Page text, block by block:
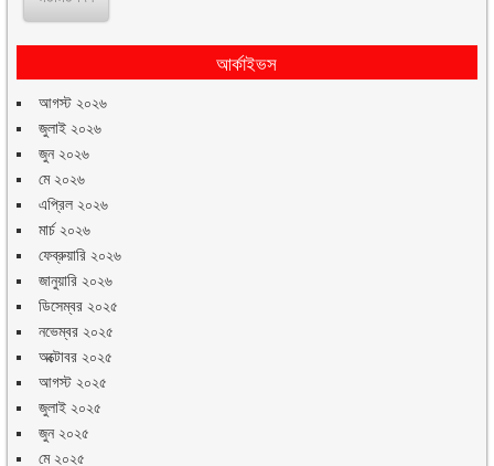
আর্কাইভস
আগস্ট ২০২৬
জুলাই ২০২৬
জুন ২০২৬
মে ২০২৬
এপ্রিল ২০২৬
মার্চ ২০২৬
ফেব্রুয়ারি ২০২৬
জানুয়ারি ২০২৬
ডিসেম্বর ২০২৫
নভেম্বর ২০২৫
অক্টোবর ২০২৫
আগস্ট ২০২৫
জুলাই ২০২৫
জুন ২০২৫
মে ২০২৫